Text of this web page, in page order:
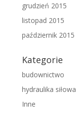
grudzień 2015
listopad 2015
październik 2015
Kategorie
budownictwo
hydraulika siłowa
Inne